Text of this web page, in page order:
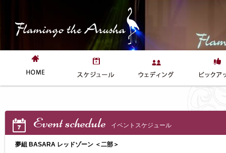
Event schedule イベントスケジュール
夢組 BASARA レッドゾーン ＜二部＞